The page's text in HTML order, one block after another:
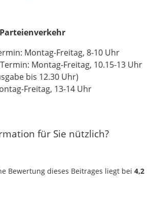
Montag-Freitag, 8-10 Uhr
Montag-Freitag, 10.15-13 Uhr
bis 12.30 Uhr)
Freitag, 13-14 Uhr
für Sie nützlich?
Bewertung dieses Beitrages liegt bei 4,2